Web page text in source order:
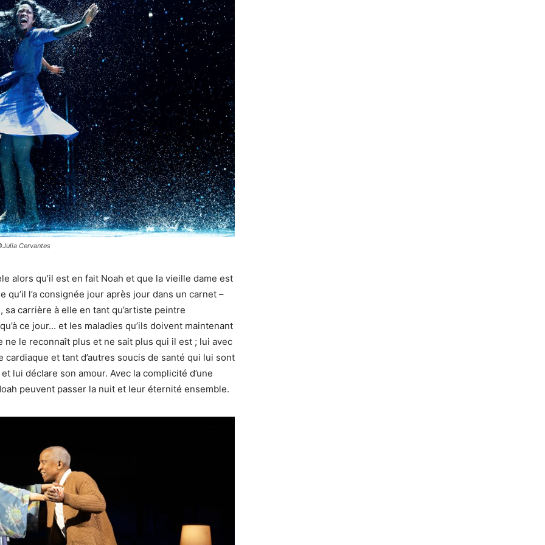
Cervantes
alors qu’il est en fait Noah et que la vieille dame est
l’a consignée jour après jour dans un carnet –
carrière à elle en tant qu’artiste peintre
ce jour... et les maladies qu’ils doivent maintenant
ne le reconnaît plus et ne sait plus qui il est ; lui avec
et tant d’autres soucis de santé qui lui sont
lui déclare son amour. Avec la complicité d’une
peuvent passer la nuit et leur éternité ensemble.